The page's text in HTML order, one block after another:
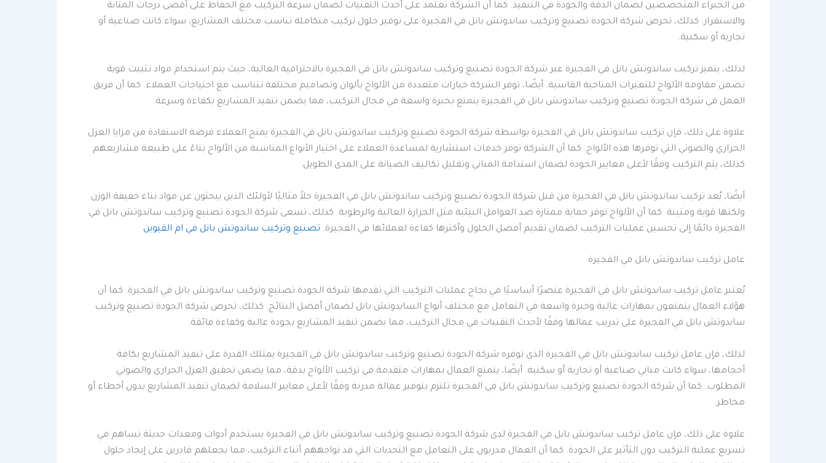
من الخبراء المتخصصين لضمان الدقة والجودة في التنفيذ. كما أن الشركة تعتمد على أحدث التقنيات لضمان سرعة التركيب مع الحفاظ على أقصى درجات المتانة
والاستقرار. كذلك، تحرص شركة الجودة تصنيع وتركيب ساندوتش بانل في الفجيرة على توفير حلول تركيب متكاملة تناسب مختلف المشاريع، سواء كانت صناعية أو
تجارية أو سكنية.
لذلك، يتميز تركيب ساندوتش بانل في الفجيرة عبر شركة الجودة تصنيع وتركيب ساندوتش بانل في الفجيرة بالاحترافية العالية، حيث يتم استخدام مواد تثبيت قوية
تضمن مقاومة الألواح للتغيرات المناخية القاسية. أيضًا، توفر الشركة خيارات متعددة من الألواح بألوان وتصاميم مختلفة تتناسب مع احتياجات العملاء. كما أن فريق
العمل في شركة الجودة تصنيع وتركيب ساندوتش بانل في الفجيرة يتمتع بخبرة واسعة في مجال التركيب، مما يضمن تنفيذ المشاريع بكفاءة وسرعة.
علاوة على ذلك، فإن تركيب ساندوتش بانل في الفجيرة بواسطة شركة الجودة تصنيع وتركيب ساندوتش بانل في الفجيرة يمنح العملاء فرصة الاستفادة من مزايا العزل
الحراري والصوتي التي توفرها هذه الألواح. كما أن الشركة توفر خدمات استشارية لمساعدة العملاء على اختيار الأنواع المناسبة من الألواح بناءً على طبيعة مشاريعهم.
كذلك، يتم التركيب وفقًا لأعلى معايير الجودة لضمان استدامة المباني وتقليل تكاليف الصيانة على المدى الطويل.
أيضًا، يُعد تركيب ساندوتش بانل في الفجيرة من قبل شركة الجودة تصنيع وتركيب ساندوتش بانل في الفجيرة حلاً مثاليًا لأولئك الذين يبحثون عن مواد بناء خفيفة الوزن
ولكنها قوية ومتينة. كما أن الألواح توفر حماية ممتازة ضد العوامل البيئية مثل الحرارة العالية والرطوبة. كذلك، تسعى شركة الجودة تصنيع وتركيب ساندوتش بانل في
الفجيرة دائمًا إلى تحسين عمليات التركيب لضمان تقديم أفضل الحلول وأكثرها كفاءة لعملائها في الفجيرة. تصنيع وتركيب ساندوتش بانل في ام القيوين
عامل تركيب ساندوتش بانل في الفجيرة
يُعتبر عامل تركيب ساندوتش بانل في الفجيرة عنصرًا أساسيًا في نجاح عمليات التركيب التي تقدمها شركة الجودة تصنيع وتركيب ساندوتش بانل في الفجيرة. كما أن
هؤلاء العمال يتمتعون بمهارات عالية وخبرة واسعة في التعامل مع مختلف أنواع الساندوتش بانل لضمان أفضل النتائج. كذلك، تحرص شركة الجودة تصنيع وتركيب
ساندوتش بانل في الفجيرة على تدريب عمالها وفقًا لأحدث التقنيات في مجال التركيب، مما يضمن تنفيذ المشاريع بجودة عالية وكفاءة فائقة.
لذلك، فإن عامل تركيب ساندوتش بانل في الفجيرة الذي توفره شركة الجودة تصنيع وتركيب ساندوتش بانل في الفجيرة يمتلك القدرة على تنفيذ المشاريع بكافة
أحجامها، سواء كانت مباني صناعية أو تجارية أو سكنية. أيضًا، يتمتع العمال بمهارات متقدمة في تركيب الألواح بدقة، مما يضمن تحقيق العزل الحراري والصوتي
المطلوب. كما أن شركة الجودة تصنيع وتركيب ساندوتش بانل في الفجيرة تلتزم بتوفير عمالة مدربة وفقًا لأعلى معايير السلامة لضمان تنفيذ المشاريع بدون أخطاء أو
مخاطر.
علاوة على ذلك، فإن عامل تركيب ساندوتش بانل في الفجيرة لدى شركة الجودة تصنيع وتركيب ساندوتش بانل في الفجيرة يستخدم أدوات ومعدات حديثة تساهم في
تسريع عملية التركيب دون التأثير على الجودة. كما أن العمال مدربون على التعامل مع التحديات التي قد تواجههم أثناء التركيب، مما يجعلهم قادرين على إيجاد حلول